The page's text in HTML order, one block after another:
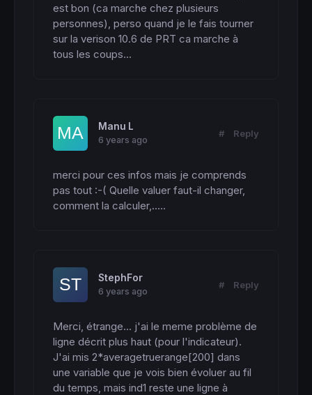
est bon (ca marche chez plusieurs
personnes), perso quand je le fais tourner
sur la verison 10.6 de PRT ca marche à
tous les coups...
Manu L
6 years ago
# Reply
merci pour ces infos mais je comprends
pas tout :-( Quelle valuer faut-il changer,
comment la calculer,.....
StephFor
6 years ago
# Reply
Merci, étrange... j'ai le meme problème de
ligne décrit plus haut (pour l'indicateur).
J'ai mis 2*averagetruerange[200] dans
une variable que je vois bien évoluer au fil
du temps, mais ind1 reste une ligne à